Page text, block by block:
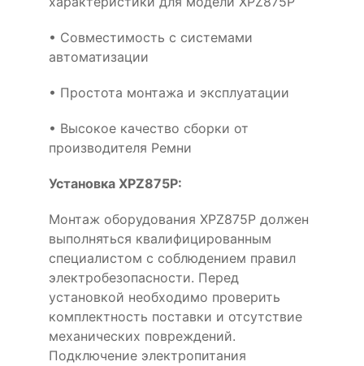
• Совместимость с системами
автоматизации
• Простота монтажа и эксплуатации
• Высокое качество сборки от
производителя Ремни
Установка XPZ875P:
Монтаж оборудования XPZ875P должен
выполняться квалифицированным
специалистом с соблюдением правил
электробезопасности. Перед
установкой необходимо проверить
комплектность поставки и отсутствие
механических повреждений.
Подключение электропитания